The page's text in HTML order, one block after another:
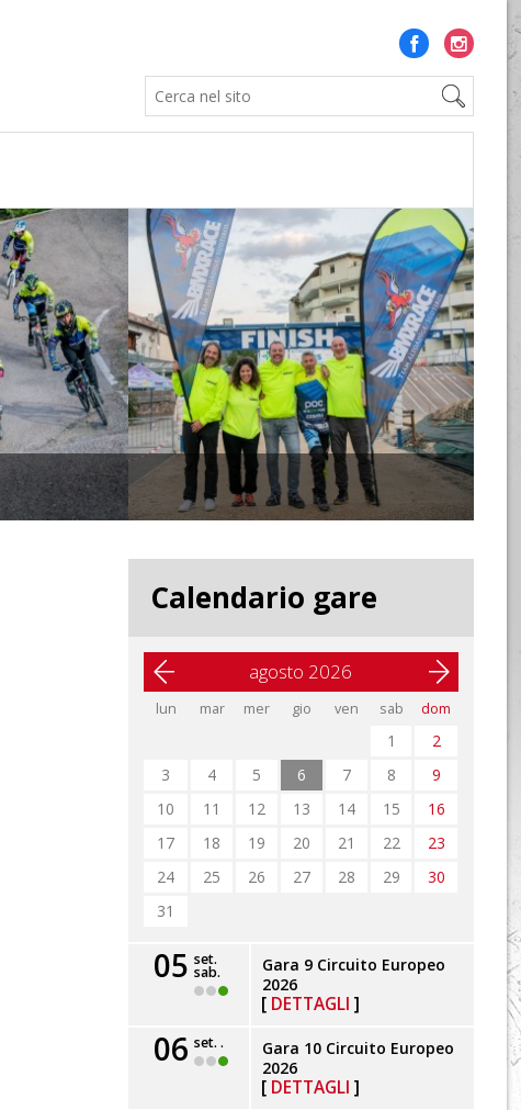
Calendario gare
agosto 2026
lun mar mer gio ven sab dom
1
2
3
4 5 6 7 8
9
10
11 12 13 14 15
16
17
18 19 20 21 22
23
24
25 26 27 28 29
30
31
05 set.
sab.
Gara 9 Circuito Europeo
2026
DETTAGLI
06 set. .
Gara 10 Circuito Europeo
2026
DETTAGLI